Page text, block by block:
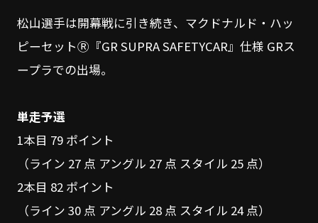
松山選手は開幕戦に引き続き、マクドナルド・ハッ
ピーセットⓇ『GR SUPRA SAFETYCAR』仕様 GRス
ープラでの出場。
単走予選
1本目 79 ポイント
（ライン 27 点 アングル 27 点 スタイル 25 点）
2本目 82 ポイント
（ライン 30 点 アングル 28 点 スタイル 24 点）